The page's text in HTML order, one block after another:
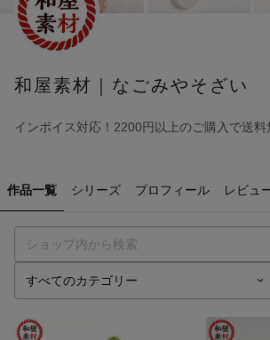
和屋素材｜なごみやそざい
インボイス対応！2200円以上のご購入で送
作品一覧 シリーズ プロフィール レビュ